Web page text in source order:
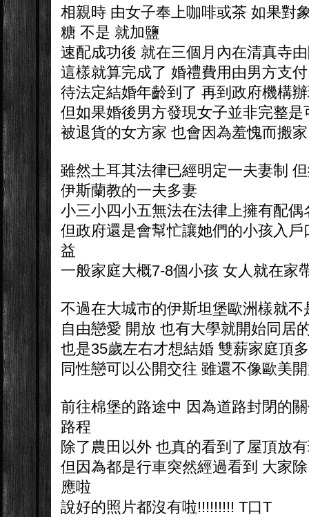
相親時 由女子奉上咖啡或茶 如果對
糖 不是 就加鹽
速配成功後 就在三個月內在清真寺
這樣就算完成了 婚禮費用由男方支付
待法定結婚年齡到了 再到政府機構
但如果婚後男方發現女子並非完整
被退貨的女方家 也會因為羞愧而搬
雖然土耳其法律已經明定一夫妻制
伊斯蘭教的一夫多妻
小三小四小五無法在法律上擁有配偶
但政府還是會幫忙讓她們的小孩入
益
一般家庭大概7-8個小孩 女人就在家
不過在大城市的伊斯坦堡歐洲樣就不
自由戀愛 開放 也有大學就開始同居
也是35歲左右才想結婚 雙薪家庭頂
同性戀可以公開交往 雖還不像歐美
前往棉堡的路途中 因為道路封閉的
路程
除了農田以外 也真的看到了屋頂放
但因為都是行車突然經過看到 大家
應啦
說好的照片都沒有啦!!!!!!!!! T口T